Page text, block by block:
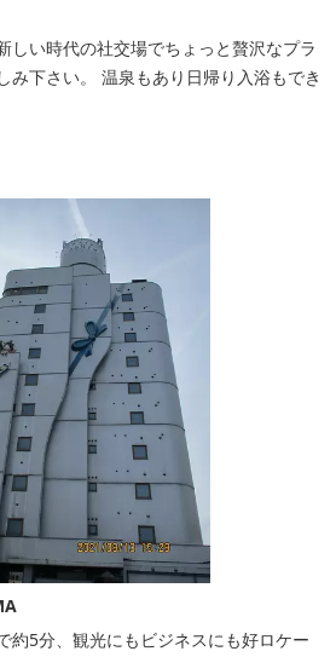
しい時代の社交場でちょっと贅沢なプラ
み下さい。 温泉もあり日帰り入浴もでき
約5分、観光にもビジネスにも好ロケー